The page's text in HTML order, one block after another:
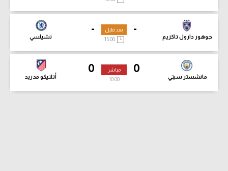
-
جوهور دارول تاكزيم
-
تشيلسي
بعد قليل
15:00
0
مانشستر سيتي
0
أتلتيكو مدريد
مباشر
10:00